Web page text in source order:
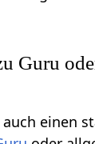
Guru
einen